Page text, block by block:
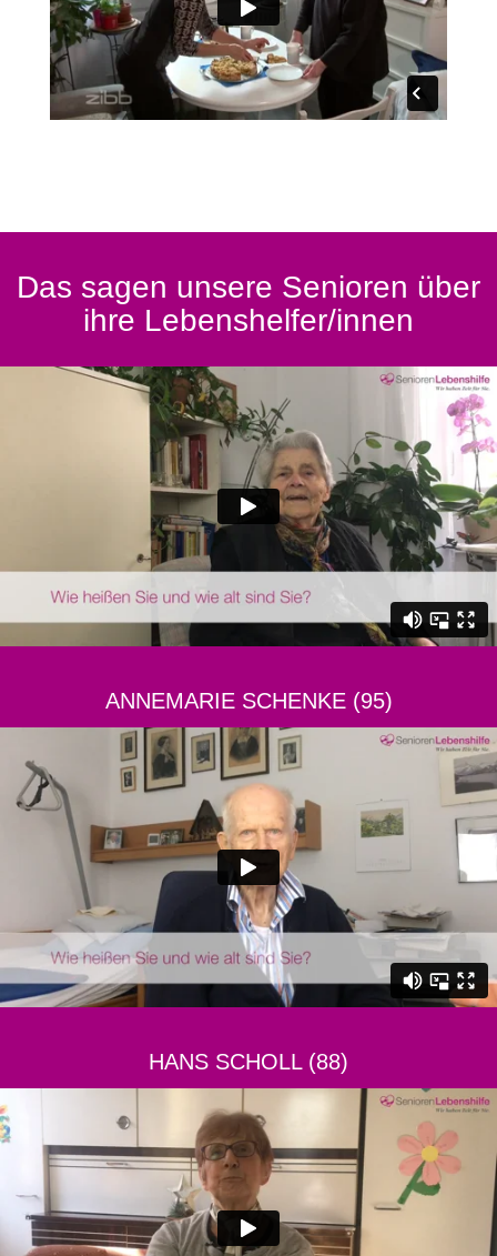
Das sagen unsere Senioren über
ihre Lebenshelfer/innen
ANNEMARIE SCHENKE (95)
HANS SCHOLL (88)